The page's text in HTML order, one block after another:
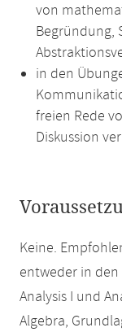
von
Begründung,
in den
freien Rede
Diskussion
Keine.
entweder in den
Analysis I und
Algebra,